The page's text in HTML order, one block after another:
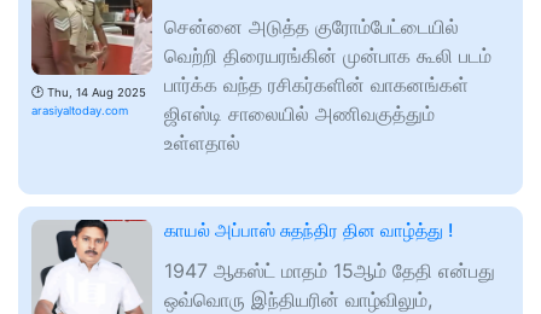
🕑 Thu, 14 Aug 2025
arasiyaltoday.com
சென்னை அடுத்த குரோம்பேட்டையில்
வெற்றி திரையரங்கின் முன்பாக கூலி படம்
பார்க்க வந்த ரசிகர்களின் வாகனங்கள்
ஜிஎஸ்டி சாலையில் அணிவகுத்தும்
உள்ளதால்
காயல் அப்பாஸ் சுதந்திர தின வாழ்த்து !
1947 ஆகஸ்ட் மாதம் 15ஆம் தேதி என்பது
ஒவ்வொரு இந்தியரின் வாழ்விலும்,